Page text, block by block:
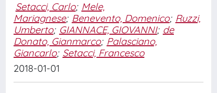
Setacci, Carlo; Mele,
Mariagnese; Benevento, Domenico; Ruzzi,
Umberto; GIANNACE, GIOVANNI; de
Donato, Gianmarco; Palasciano,
Giancarlo; Setacci, Francesco
2018-01-01